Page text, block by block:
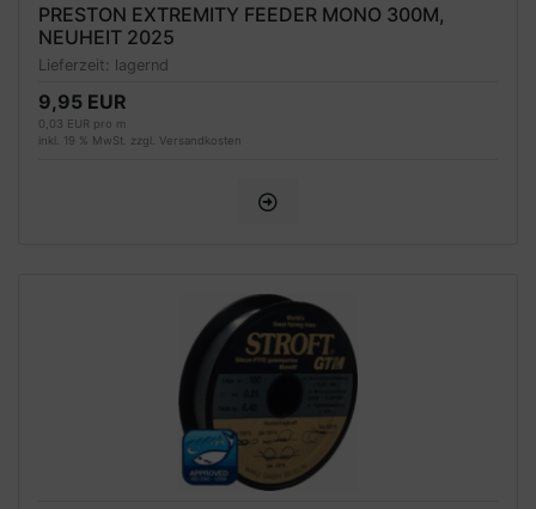
PRESTON EXTREMITY FEEDER MONO 300M,
NEUHEIT 2025
Lieferzeit: lagernd
9,95 EUR
0,03 EUR pro m
inkl. 19 % MwSt. zzgl. Versandkosten